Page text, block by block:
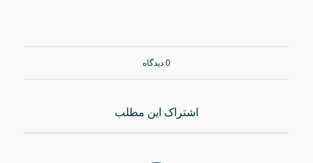
0 دیدگاه
اشتراک این مطلب